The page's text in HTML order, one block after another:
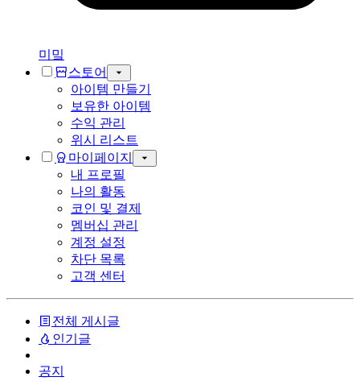
미밐
스토어
아이템 만들기
보유한 아이템
수익 관리
위시 리스트
마이페이지
내 프로필
나의 활동
코인 및 결제
멤버십 관리
계정 설정
차단 목록
고객 센터
전체 게시글
인기글
공지